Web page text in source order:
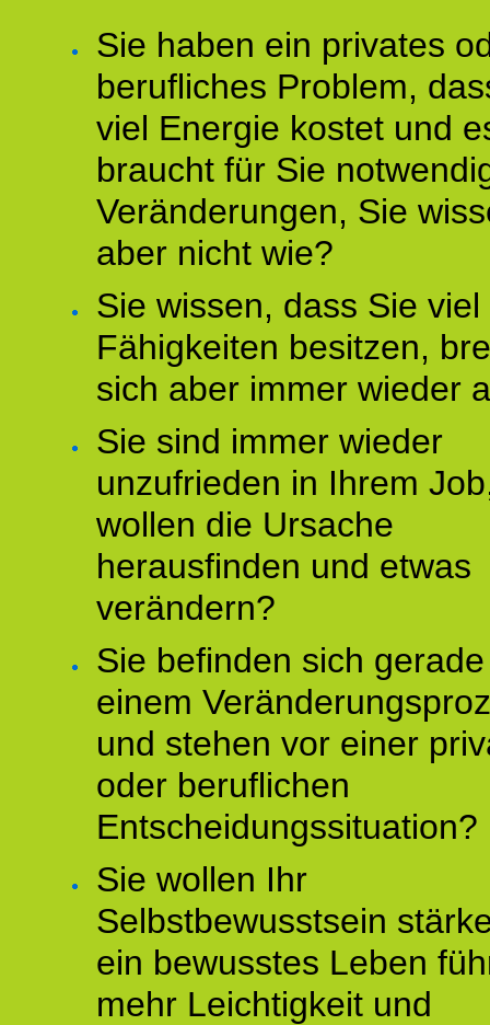
Sie haben ein privates
berufliches Problem,
viel Energie kostet und
braucht für Sie
Veränderungen, Sie
aber nicht wie?
Sie wissen, dass Sie
Fähigkeiten besitzen,
sich aber immer wieder
Sie sind immer wieder
unzufrieden in Ihrem
wollen die Ursache
herausfinden und etwas
verändern?
Sie befinden sich
einem
und stehen vor einer
oder beruflichen
Entscheidungssituation?
Sie wollen Ihr
Selbstbewusstsein
ein bewusstes Leben
mehr Leichtigkeit und